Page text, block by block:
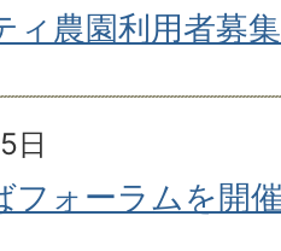
ィ農園利用者募
日
フォーラムを開